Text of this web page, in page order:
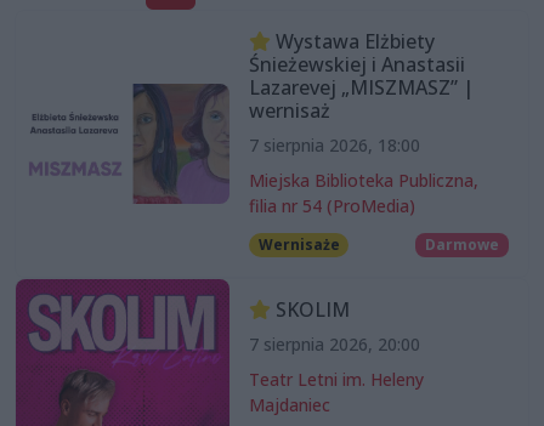
Wystawa Elżbiety
Śnieżewskiej i Anastasii
Lazarevej „MISZMASZ” |
wernisaż
7 sierpnia 2026, 18:00
Miejska Biblioteka Publiczna,
filia nr 54 (ProMedia)
Wernisaże Darmowe
SKOLIM
7 sierpnia 2026, 20:00
Teatr Letni im. Heleny
Majdaniec